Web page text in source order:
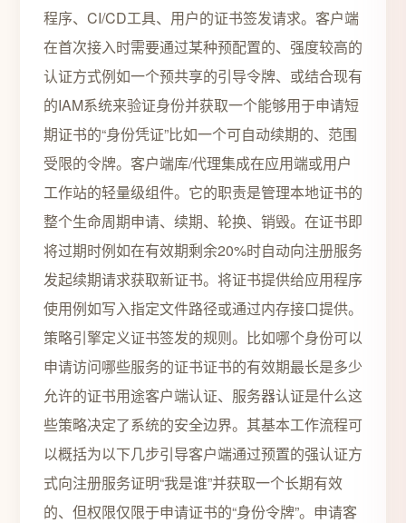
程序、CI/CD工具、用户的证书签发请求。客户端
在首次接入时需要通过某种预配置的、强度较高的
认证方式例如一个预共享的引导令牌、或结合现有
的IAM系统来验证身份并获取一个能够用于申请短
期证书的“身份凭证”比如一个可自动续期的、范围
受限的令牌。客户端库/代理集成在应用端或用户
工作站的轻量级组件。它的职责是管理本地证书的
整个生命周期申请、续期、轮换、销毁。在证书即
将过期时例如在有效期剩余20%时自动向注册服务
发起续期请求获取新证书。将证书提供给应用程序
使用例如写入指定文件路径或通过内存接口提供。
策略引擎定义证书签发的规则。比如哪个身份可以
申请访问哪些服务的证书证书的有效期最长是多少
允许的证书用途客户端认证、服务器认证是什么这
些策略决定了系统的安全边界。其基本工作流程可
以概括为以下几步引导客户端通过预置的强认证方
式向注册服务证明“我是谁”并获取一个长期有效
的、但权限仅限于申请证书的“身份令牌”。申请客